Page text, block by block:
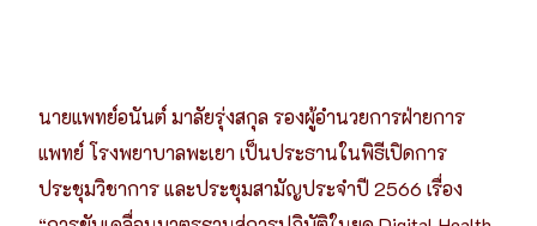
นายแพทย์อนันต์ มาลัยรุ่งสกุล รองผู้อำนวยการฝ่ายการ
แพทย์ โรงพยาบาลพะเยา เป็นประธานในพิธีเปิดการ
ประชุมวิชาการ และประชุมสามัญประจำปี 2566 เรื่อง